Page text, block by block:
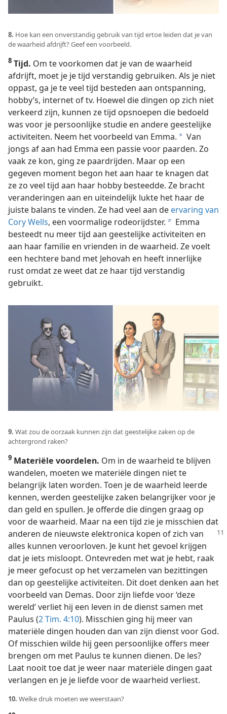
8. Hoe kan een onverstandig gebruik van tijd ertoe leiden dat je van
de waarheid afdrijft? Geef een voorbeeld.
8 Tijd. Om te voorkomen dat je van de waarheid
afdrijft, moet je je tijd verstandig gebruiken. Als je niet
oppast, ga je te veel tijd besteden aan ontspanning,
hobby’s, internet of tv. Hoewel die dingen op zich niet
verkeerd zijn, kunnen ze tijd opsnoepen die bedoeld
was voor je persoonlijke studie en andere geestelijke
activiteiten. Neem het voorbeeld van Emma. a Van
jongs af aan had Emma een passie voor paarden. Zo
vaak ze kon, ging ze paardrijden. Maar op een
gegeven moment begon het aan haar te knagen dat
ze zo veel tijd aan haar hobby besteedde. Ze bracht
veranderingen aan en uiteindelijk lukte het haar de
juiste balans te vinden. Ze had veel aan de ervaring van
Cory Wells, een voormalige rodeorijdster. b Emma
besteedt nu meer tijd aan geestelijke activiteiten en
aan haar familie en vrienden in de waarheid. Ze voelt
een hechtere band met Jehovah en heeft innerlijke
rust omdat ze weet dat ze haar tijd verstandig
gebruikt.
9. Wat zou de oorzaak kunnen zijn dat geestelijke zaken op de
achtergrond raken?
9 Materiële voordelen. Om in de waarheid te blijven
wandelen, moeten we materiële dingen niet te
belangrijk laten worden. Toen je de waarheid leerde
kennen, werden geestelijke zaken belangrijker voor je
dan geld en spullen. Je offerde die dingen graag op
voor de waarheid. Maar na een tijd zie je misschien dat
anderen de nieuwste elektronica kopen of zich van
alles kunnen veroorloven. Je kunt het gevoel krijgen
dat je iets misloopt. Ontevreden met wat je hebt, raak
je meer gefocust op het verzamelen van bezittingen
dan op geestelijke activiteiten. Dit doet denken aan het
voorbeeld van Demas. Door zijn liefde voor ‘deze
wereld’ verliet hij een leven in de dienst samen met
Paulus (2 Tim. 4:10). Misschien ging hij meer van
materiële dingen houden dan van zijn dienst voor God.
Of misschien wilde hij geen persoonlijke offers meer
brengen om met Paulus te kunnen dienen. De les?
Laat nooit toe dat je weer naar materiële dingen gaat
verlangen en je je liefde voor de waarheid verliest.
10. Welke druk moeten we weerstaan?